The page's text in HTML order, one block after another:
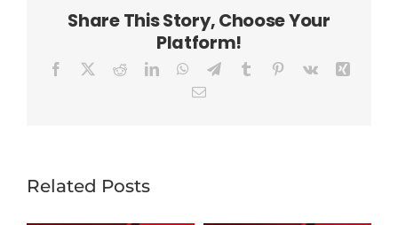
Share This Story, Choose Your
Platform!
Facebook RedditLinkedInWhatsApp
TelegramTumblr Pinterest
Vk
Email
Related Posts